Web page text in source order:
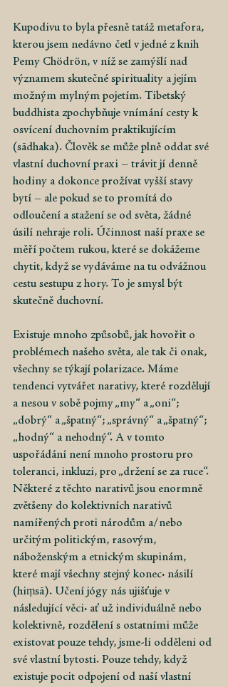
Kupodivu to byla přesně tatáž metafora,
kterou jsem nedávno četl v jedné z knih
Pemy Chödrön, v níž se zamýšlí nad
významem skutečné spirituality a jejím
možným mylným pojetím. Tibetský
buddhista zpochybňuje vnímání cesty k
osvícení duchovním praktikujícím
(sādhaka). Člověk se může plně oddat své
vlastní duchovní praxi – trávit jí denně
hodiny a dokonce prožívat vyšší stavy
bytí – ale pokud se to promítá do
odloučení a stažení se od světa, žádné
úsilí nehraje roli. Účinnost naší praxe se
měří počtem rukou, které se dokážeme
chytit, když se vydáváme na tu odvážnou
cestu sestupu z hory. To je smysl být
skutečně duchovní.
Existuje mnoho způsobů, jak hovořit o
problémech našeho světa, ale tak či onak,
všechny se týkají polarizace. Máme
tendenci vytvářet narativy, které rozdělují
a nesou v sobě pojmy „my“ a „oni“;
„dobrý“ a „špatný“; „správný“ a „špatný“;
„hodný“ a nehodný“. A v tomto
uspořádání není mnoho prostoru pro
toleranci, inkluzi, pro „držení se za ruce“.
Některé z těchto narativů jsou enormně
zvětšeny do kolektivních narativů
namířených proti národům a/nebo
určitým politickým, rasovým,
náboženským a etnickým skupinám,
které mají všechny stejný konec: násilí
(hiṃsā). Učení jógy nás ujišťuje v
následující věci: ať už individuálně nebo
kolektivně, rozdělení s ostatními může
existovat pouze tehdy, jsme-li odděleni od
své vlastní bytosti. Pouze tehdy, když
existuje pocit odpojení od naší vlastní